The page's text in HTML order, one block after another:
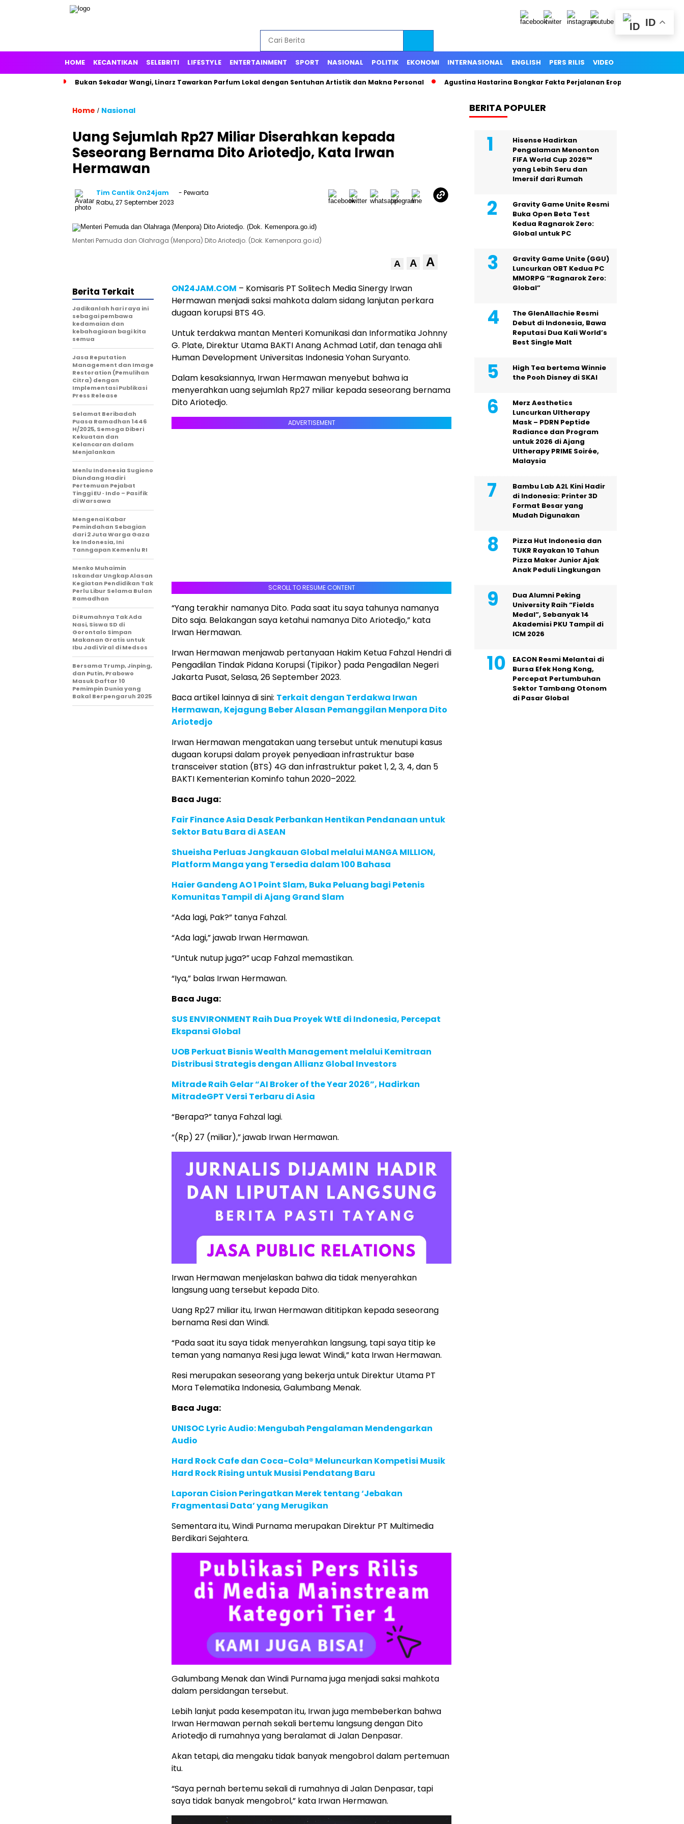
HOME KECANTIKAN SELEBRITI LIFESTYLE ENTERTAINMENT SPORT NASIONAL POLITIK EKONOMI INTERNASIONAL ENGLISH PERS RILIS VIDEO
Bukan Sekadar Wangi, Linarz Tawarkan Parfum Lokal dengan Sentuhan Artistik dan Makna Personal Agustina Hastarina Bongkar Fakta Perjalanan Eropa, Publik
Home / Nasional
Uang Sejumlah Rp27 Miliar Diserahkan kepada
Seseorang Bernama Dito Ariotedjo, Kata Irwan
Hermawan
Tim Cantik On24jam
- Pewarta
Rabu, 27 September 2023
Menteri Pemuda dan Olahraga (Menpora) Dito Ariotedjo. (Dok. Kemenpora.go.id)
A A A
ON24JAM.COM – Komisaris PT Solitech Media Sinergy Irwan
Hermawan menjadi saksi mahkota dalam sidang lanjutan perkara
dugaan korupsi BTS 4G.
Untuk terdakwa mantan Menteri Komunikasi dan Informatika Johnny
G. Plate, Direktur Utama BAKTI Anang Achmad Latif, dan tenaga ahli
Human Development Universitas Indonesia Yohan Suryanto.
Dalam kesaksiannya, Irwan Hermawan menyebut bahwa ia
menyerahkan uang sejumlah Rp27 miliar kepada seseorang bernama
Dito Ariotedjo.
ADVERTISEMENT
SCROLL TO RESUME CONTENT
“Yang terakhir namanya Dito. Pada saat itu saya tahunya namanya
Dito saja. Belakangan saya ketahui namanya Dito Ariotedjo,” kata
Irwan Hermawan.
Irwan Hermawan menjawab pertanyaan Hakim Ketua Fahzal Hendri di
Pengadilan Tindak Pidana Korupsi (Tipikor) pada Pengadilan Negeri
Jakarta Pusat, Selasa, 26 September 2023.
Baca artikel lainnya di sini: Terkait dengan Terdakwa Irwan
Hermawan, Kejagung Beber Alasan Pemanggilan Menpora Dito
Ariotedjo
Irwan Hermawan mengatakan uang tersebut untuk menutupi kasus
dugaan korupsi dalam proyek penyediaan infrastruktur base
transceiver station (BTS) 4G dan infrastruktur paket 1, 2, 3, 4, dan 5
BAKTI Kementerian Kominfo tahun 2020–2022.
Baca Juga:
Fair Finance Asia Desak Perbankan Hentikan Pendanaan untuk
Sektor Batu Bara di ASEAN
Shueisha Perluas Jangkauan Global melalui MANGA MILLION,
Platform Manga yang Tersedia dalam 100 Bahasa
Haier Gandeng AO 1 Point Slam, Buka Peluang bagi Petenis
Komunitas Tampil di Ajang Grand Slam
“Ada lagi, Pak?” tanya Fahzal.
“Ada lagi,” jawab Irwan Hermawan.
“Untuk nutup juga?” ucap Fahzal memastikan.
“Iya,” balas Irwan Hermawan.
Baca Juga:
SUS ENVIRONMENT Raih Dua Proyek WtE di Indonesia, Percepat
Ekspansi Global
UOB Perkuat Bisnis Wealth Management melalui Kemitraan
Distribusi Strategis dengan Allianz Global Investors
Mitrade Raih Gelar “AI Broker of the Year 2026”, Hadirkan
MitradeGPT Versi Terbaru di Asia
“Berapa?” tanya Fahzal lagi.
“(Rp) 27 (miliar),” jawab Irwan Hermawan.
Irwan Hermawan menjelaskan bahwa dia tidak menyerahkan
langsung uang tersebut kepada Dito.
Uang Rp27 miliar itu, Irwan Hermawan dititipkan kepada seseorang
bernama Resi dan Windi.
“Pada saat itu saya tidak menyerahkan langsung, tapi saya titip ke
teman yang namanya Resi juga lewat Windi,” kata Irwan Hermawan.
Resi merupakan seseorang yang bekerja untuk Direktur Utama PT
Mora Telematika Indonesia, Galumbang Menak.
Baca Juga:
UNISOC Lyric Audio: Mengubah Pengalaman Mendengarkan
Audio
Hard Rock Cafe dan Coca-Cola® Meluncurkan Kompetisi Musik
Hard Rock Rising untuk Musisi Pendatang Baru
Laporan Cision Peringatkan Merek tentang ‘Jebakan
Fragmentasi Data’ yang Merugikan
Sementara itu, Windi Purnama merupakan Direktur PT Multimedia
Berdikari Sejahtera.
Galumbang Menak dan Windi Purnama juga menjadi saksi mahkota
dalam persidangan tersebut.
Lebih lanjut pada kesempatan itu, Irwan juga membeberkan bahwa
Irwan Hermawan pernah sekali bertemu langsung dengan Dito
Ariotedjo di rumahnya yang beralamat di Jalan Denpasar.
Akan tetapi, dia mengaku tidak banyak mengobrol dalam pertemuan
itu.
“Saya pernah bertemu sekali di rumahnya di Jalan Denpasar, tapi
saya tidak banyak mengobrol,” kata Irwan Hermawan.
Berita Terkait
Jadikanlah hari raya ini
sebagai pembawa
kedamaian dan
kebahagiaan bagi kita
semua
Jasa Reputation
Management dan Image
Restoration (Pemulihan
Citra) dengan
Implementasi Publikasi
Press Release
Selamat Beribadah
Puasa Ramadhan 1446
H/2025, Semoga Diberi
Kekuatan dan
Kelancaran dalam
Menjalankan
Menlu Indonesia Sugiono
Diundang Hadiri
Pertemuan Pejabat
Tinggi EU ‐ Indo – Pasifik
di Warsawa
Mengenai Kabar
Pemindahan Sebagian
dari 2 Juta Warga Gaza
ke Indonesia, Ini
Tanngapan Kemenlu RI
Menko Muhaimin
Iskandar Ungkap Alasan
Kegiatan Pendidikan Tak
Perlu Libur Selama Bulan
Ramadhan
Di Rumahnya Tak Ada
Nasi, Siswa SD di
Gorontalo Simpan
Makanan Gratis untuk
Ibu Jadi Viral di Medsos
Bersama Trump, Jinping,
dan Putin, Prabowo
Masuk Daftar 10
Pemimpin Dunia yang
Bakal Berpengaruh 2025
BERITA POPULER
Hisense Hadirkan
Pengalaman Menonton
FIFA World Cup 2026™
yang Lebih Seru dan
Imersif dari Rumah
Gravity Game Unite Resmi
Buka Open Beta Test
Kedua Ragnarok Zero:
Global untuk PC
Gravity Game Unite (GGU)
Luncurkan OBT Kedua PC
MMORPG “Ragnarok Zero:
Global”
The GlenAllachie Resmi
Debut di Indonesia, Bawa
Reputasi Dua Kali World’s
Best Single Malt
High Tea bertema Winnie
the Pooh Disney di SKAI
Merz Aesthetics
Luncurkan Ultherapy
Mask – PDRN Peptide
Radiance dan Program
untuk 2026 di Ajang
Ultherapy PRIME Soirée,
Malaysia
Bambu Lab A2L Kini Hadir
di Indonesia: Printer 3D
Format Besar yang
Mudah Digunakan
Pizza Hut Indonesia dan
TUKR Rayakan 10 Tahun
Pizza Maker Junior Ajak
Anak Peduli Lingkungan
Dua Alumni Peking
University Raih “Fields
Medal”, Sebanyak 14
Akademisi PKU Tampil di
ICM 2026
EACON Resmi Melantai di
Bursa Efek Hong Kong,
Percepat Pertumbuhan
Sektor Tambang Otonom
di Pasar Global
ID